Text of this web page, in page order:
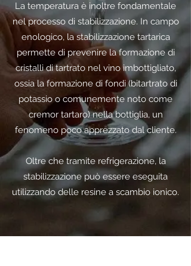
La temperatura è inoltre fondamentale
nel processo di stabilizzazione. In campo
enologico, la stabilizzazione tartarica
permette di prevenire la formazione di
cristalli di tartrato nel vino imbottigliato,
ossia la formazione di fondi (bitartrato di
potassio o comunemente noto come
cremor tartaro) nella bottiglia, un
fenomeno poco apprezzato dal cliente.
Oltre che tramite refrigerazione, la
stabilizzazione può essere eseguita
utilizzando delle resine a scambio ionico.